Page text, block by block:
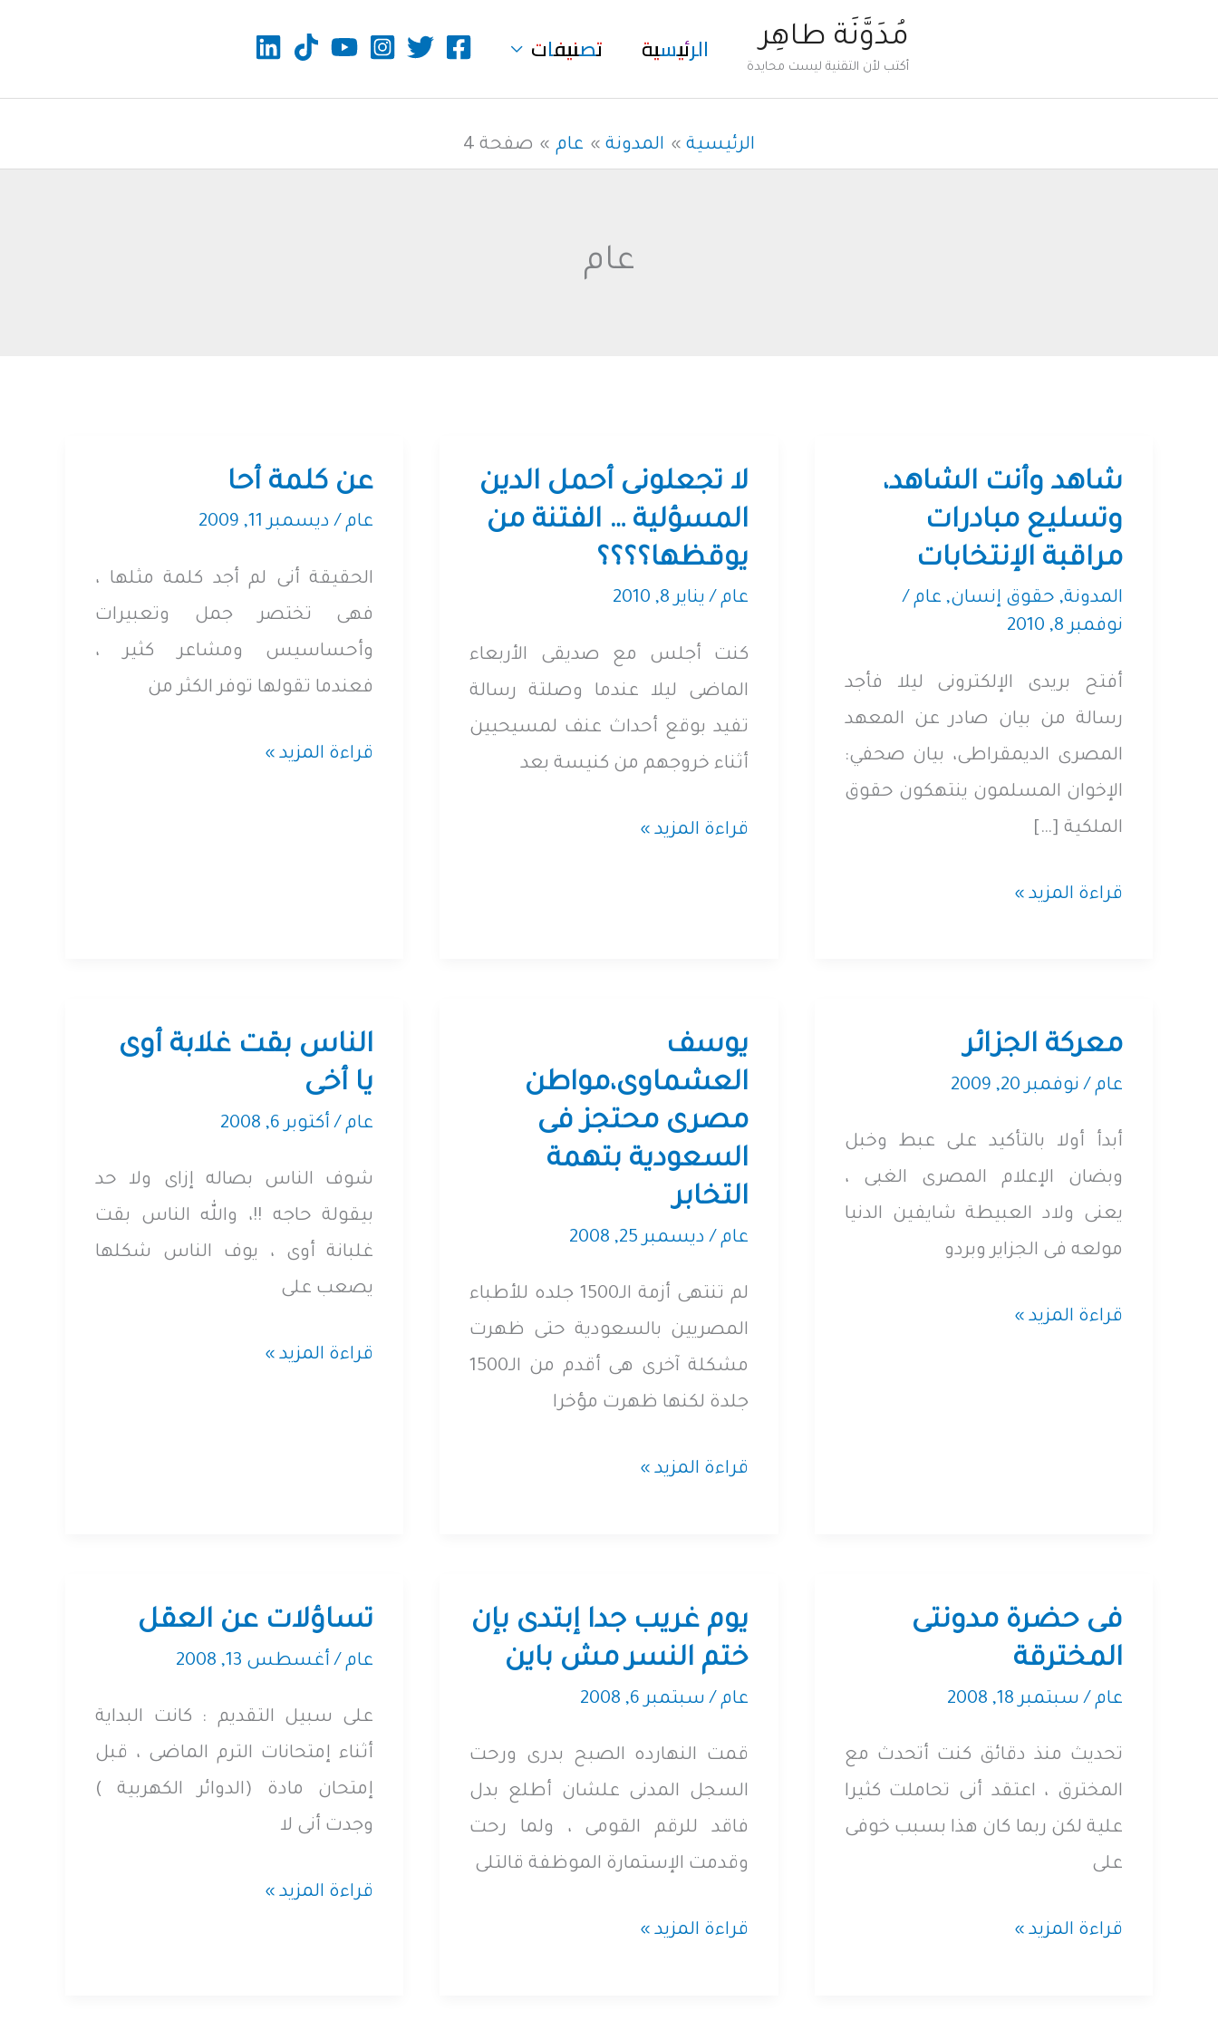
مُدَوَّنَة طاهِر
أكتب لأن التقنية ليست محايدة الرئيسية تصنيفات
الرئيسية المدونة عام صفحة 4
عام
شاهد وأنت الشاهد،
وتسليع مبادرات
مراقبة الإنتخابات
المدونة, حقوق إنسان, عام /
نوفمبر 8, 2010
أفتح بريدى الإلكترونى ليلا فأجد
رسالة من بيان صادر عن المعهد
المصرى الديمقراطى، بيان صحفي:
الإخوان المسلمون ينتهكون حقوق
الملكية […]
شاهد
مبادرات
مراقبة
قراءة المزيد »
لا تجعلونى أحمل الدين
المسؤلية … الفتنة من
يوقظها؟؟؟؟
عام / يناير 8, 2010
كنت أجلس مع صديقى الأربعاء
الماضى ليلا عندما وصلتة رسالة
تفيد بوقع أحداث عنف لمسيحيين
أثناء خروجهم من كنيسة بعد
لا
الفتنة
من
يوقظها؟؟؟؟
قراءة المزيد »
عن كلمة أحا
عام/ ديسمبر 11, 2009
الحقيقة أنى لم أجد كلمة مثلها ،
فهى تختصر جمل وتعبيرات
وأحساسيس ومشاعر كثير ،
فعندما تقولها توفر الكثر من
عن
قراءة المزيد »
معركة الجزائر
عام / نوفمبر 20, 2009
أبدأ أولا بالتأكيد على عبط وخبل
وبضان الإعلام المصرى الغبى ،
يعنى ولاد العبيطة شايفين الدنيا
مولعه فى الجزاير وبردو
معركة
قراءة المزيد »
يوسف
العشماوى،مواطن
مصرى محتجز فى
السعودية بتهمة
التخابر
عام / ديسمبر 25, 2008
لم تنتهى أزمة الـ1500 جلده للأطباء
المصريين بالسعودية حتى ظهرت
مشكلة آخرى هى أقدم من الـ1500
جلدة لكنها ظهرت مؤخرا
يوسف
فى
السعودية
بتهمة
قراءة المزيد »
الناس بقت غلابة أوى
يا أخى
عام/ أكتوبر 6, 2008
شوف الناس بصاله إزاى ولا حد
بيقولة حاجه !!، والله الناس بقت
غلبانة أوى ، يوف الناس شكلها
يصعب على
الناس
قراءة المزيد »
فى حضرة مدونتى
المخترقة
عام / سبتمبر 18, 2008
تحديث منذ دقائق كنت أتحدث مع
المخترق ، اعتقد أنى تحاملت كثيرا
علية لكن ربما كان هذا بسبب خوفى
على
فى
قراءة المزيد »
يوم غريب جدا إبتدى بإن
ختم النسر مش باين
عام / سبتمبر 6, 2008
قمت النهارده الصبح بدرى ورحت
السجل المدنى علشان أطلع بدل
فاقد للرقم القومى ، ولما رحت
وقدمت الإستمارة الموظفة قالتلى
يوم
قراءة المزيد »
تساؤلات عن العقل
عام/ أغسطس 13, 2008
على سبيل التقديم : كانت البداية
أثناء إمتحانات الترم الماضى ، قبل
إمتحان مادة (الدوائر الكهربية )
وجدت أنى لا
تساؤلات
قراءة المزيد »